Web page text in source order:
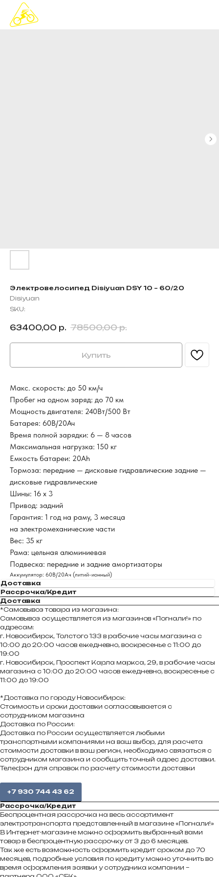
Электровелосипед Disiyuan DSY 10 – 60/20
Disiyuan
SKU:
63400,00 р. 78500,00 р.
Купить
Макс. скорость: до 50 км/ч
Пробег на одном заряд: до 70 км
Мощность двигателя: 240Вт/500 Вт
Батарея: 60В/20Ач
Время полной зарядки: 6 — 8 часов
Максимальная нагрузка: 150 кг
Емкость батареи: 20Ah
Тормоза: передние — дисковые гидравлические задние —
дисковые гидравлические
Шины: 16 х 3
Привод: задний
Гарантия: 1 год на раму, 3 месяца
на электромеханические части
Вес: 35 кг
Рама: цельная алюминиевая
Подвеска: передние и задние амортизаторы
Аккумулятор: 60В/20Aч (литий-ионный)
Доставка
Рассрочка/Кредит
Доставка
*Самовывоз товара из магазина:
Самовывоз осуществляется из магазинов «Погнали!» по
адресам:
г. Новосибирск, Толстого 133 в рабочие часы магазина с
10:00 до 20:00 часов ежедневно, воскресенье с 11:00 до
19:00
г. Новосибирск, Проспект Карла маркса, 29, в рабочие часы
магазина с 10:00 до 20:00 часов ежедневно, воскресенье с
11:00 до 19:00
*Доставка по городу Новосибирск:
Стоимость и сроки доставки согласовывается с
сотрудником магазина
Доставка по России:
Доставка по России осуществляется любыми
транспортными компаниями на ваш выбор, для расчета
стоимости доставки в ваш регион, необходимо связаться с
сотрудником магазина и сообщить точный адрес доставки.
Телефон для справок по расчету стоимости доставки
+7 930 744 43 62
Рассрочка/Кредит
Беспроцентная рассрочка на весь ассортимент
электротранспорта представленный в магазине «Погнали!»
В Интернет-магазине можно оформить выбранный вами
товар в беспроцентную рассрочку от 3 до 6 месяцев.
Так же есть возможность оформить кредит сроком до 70
месяцев, подробные условия по кредиту можно уточнить во
время оформления заявки у сотрудника компании –